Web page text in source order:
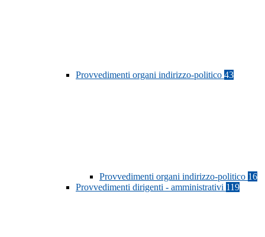
Provvedimenti organi indirizzo-politico 43
Provvedimenti organi indirizzo-politico 16
Provvedimenti dirigenti - amministrativi 119